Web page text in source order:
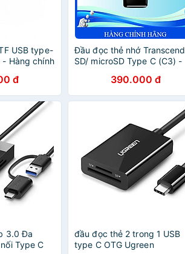
USB type-
Hàng chính
đ
Đầu đọc thẻ nhớ Transcend
SD/ microSD Type C (C3) -
390.000 đ
3.0 Đa
Type C
đầu đọc thẻ 2 trong 1 USB
type C OTG Ugreen